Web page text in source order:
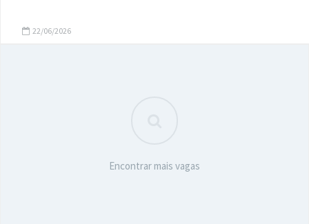
22/06/2026
Encontrar mais vagas